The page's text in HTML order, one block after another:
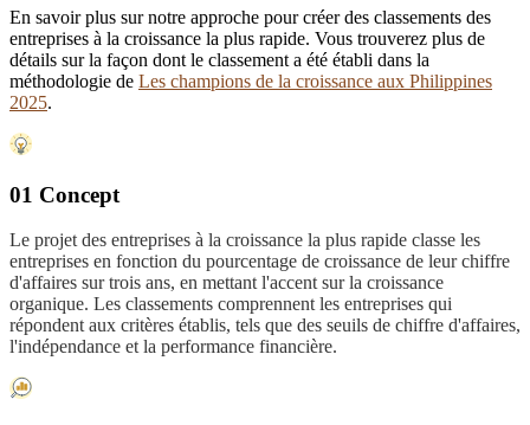
En savoir plus sur notre approche pour créer des classements des
entreprises à la croissance la plus rapide. Vous trouverez plus de
détails sur la façon dont le classement a été établi dans la
méthodologie de Les champions de la croissance aux Philippines
2025.
01 Concept
Le projet des entreprises à la croissance la plus rapide classe les
entreprises en fonction du pourcentage de croissance de leur chiffre
d'affaires sur trois ans, en mettant l'accent sur la croissance
organique. Les classements comprennent les entreprises qui
répondent aux critères établis, tels que des seuils de chiffre d'affaires,
l'indépendance et la performance financière.